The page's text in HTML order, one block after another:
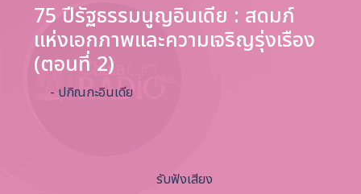
75 ปีรัฐธรรมนูญอินเดีย : สดมภ์
แห่งเอกภาพและความเจริญรุ่งเรือง
(ตอนที่ 2)
- ปกิณกะอินเดีย
รับฟังเสียง